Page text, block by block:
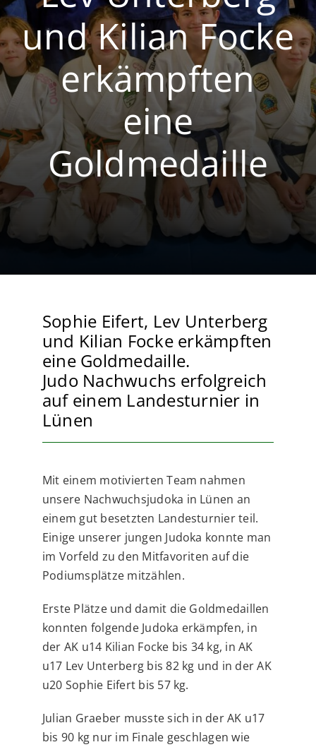
Volleyball
Breitensport
und Kilian Focke
erkämpften
eine
Goldmedaille
Sophie Eifert, Lev Unterberg
und Kilian Focke erkämpften
eine Goldmedaille.
Judo Nachwuchs erfolgreich
auf einem Landesturnier in
Lünen
Mit einem motivierten Team nahmen
unsere Nachwuchsjudoka in Lünen an
einem gut besetzten Landesturnier teil.
Einige unserer jungen Judoka konnte man
im Vorfeld zu den Mitfavoriten auf die
Podiumsplätze mitzählen.
Erste Plätze und damit die Goldmedaillen
konnten folgende Judoka erkämpfen, in
der AK u14 Kilian Focke bis 34 kg, in AK
u17 Lev Unterberg bis 82 kg und in der AK
u20 Sophie Eifert bis 57 kg.
Julian Graeber musste sich in der AK u17
bis 90 kg nur im Finale geschlagen wie